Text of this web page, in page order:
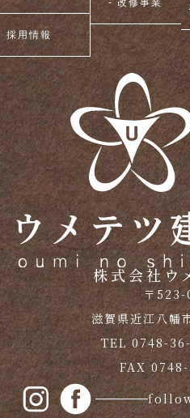
株式会社ウ
〒523-
滋賀県近江八幡
TEL 0748-
FAX
採用情報
- 改修事業